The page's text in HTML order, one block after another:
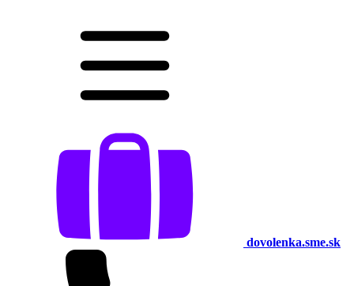
dovolenka.sme.sk